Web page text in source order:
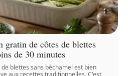
gratin de côtes de blettes
de 30 minutes
blettes sans béchamel est bien